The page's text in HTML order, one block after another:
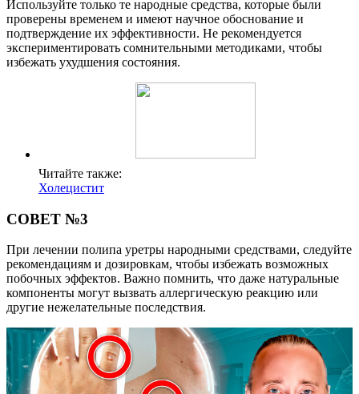
Используйте только те народные средства, которые были
проверены временем и имеют научное обоснование и
подтверждение их эффективности. Не рекомендуется
экспериментировать сомнительными методиками, чтобы
избежать ухудшения состояния.
Читайте также:
Холецистит
СОВЕТ №3
При лечении полипа уретры народными средствами, следуйте
рекомендациям и дозировкам, чтобы избежать возможных
побочных эффектов. Важно помнить, что даже натуральные
компоненты могут вызвать аллергическую реакцию или
другие нежелательные последствия.